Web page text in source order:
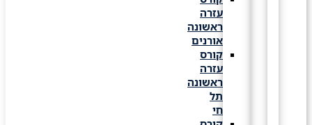
עזרה
ראשונה
אורנים
קורס
עזרה
ראשונה